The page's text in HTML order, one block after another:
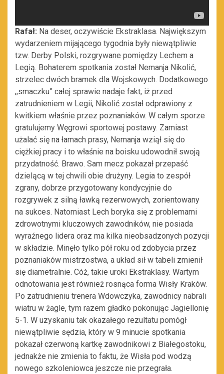
Rafał: Na deser, oczywiście Ekstraklasa. Największym
wydarzeniem mijającego tygodnia były niewątpliwie
tzw. Derby Polski, rozgrywane pomiędzy Lechem a
Legią. Bohaterem spotkania został Nemanja Nikolić,
strzelec dwóch bramek dla Wojskowych. Dodatkowego
,,smaczku” całej sprawie nadaje fakt, iż przed
zatrudnieniem w Legii, Nikolić został odprawiony z
kwitkiem właśnie przez poznaniaków. W całym sporze
gratulujemy Węgrowi sportowej postawy. Zamiast
użalać się na łamach prasy, Nemanja wziął się do
ciężkiej pracy i to właśnie na boisku udowodnił swoją
przydatność. Brawo. Sam mecz pokazał przepaść
dzielącą w tej chwili obie drużyny. Legia to zespół
zgrany, dobrze przygotowany kondycyjnie do
rozgrywek z silną ławką rezerwowych, zorientowany
na sukces. Natomiast Lech boryka się z problemami
zdrowotnymi kluczowych zawodników, nie posiada
wyraźnego lidera oraz ma kilka nieobsadzonych pozycji
w składzie. Minęło tylko pół roku od zdobycia przez
poznaniaków mistrzostwa, a układ sił w tabeli zmienił
się diametralnie. Cóż, takie uroki Ekstraklasy. Wartym
odnotowania jest również rosnąca forma Wisły Kraków.
Po zatrudnieniu trenera Wdowczyka, zawodnicy nabrali
wiatru w żagle, tym razem gładko pokonując Jagiellonię
5-1. W uzyskaniu tak okazałego rezultatu pomógł
niewątpliwie sędzia, który w 9 minucie spotkania
pokazał czerwoną kartkę zawodnikowi z Białegostoku,
jednakże nie zmienia to faktu, że Wisła pod wodzą
nowego szkoleniowca jeszcze nie przegrała.